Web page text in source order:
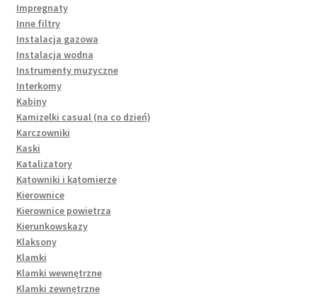
Impregnaty
Inne filtry
Instalacja gazowa
Instalacja wodna
Instrumenty muzyczne
Interkomy
Kabiny
Kamizelki casual (na co dzień)
Karczowniki
Kaski
Katalizatory
Kątowniki i kątomierze
Kierownice
Kierownice powietrza
Kierunkowskazy
Klaksony
Klamki
Klamki wewnętrzne
Klamki zewnętrzne